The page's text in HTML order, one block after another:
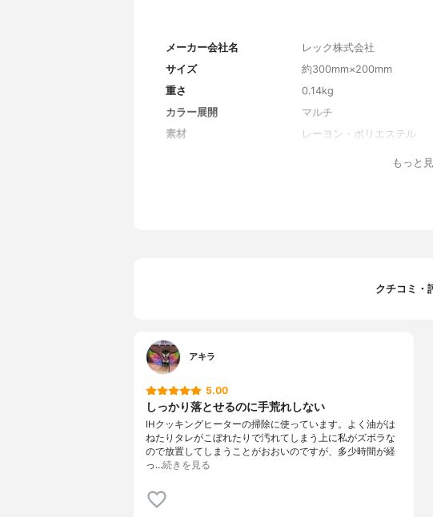
メーカー会社名
レック株式会社
サイズ
約300mm×200mm
重さ
0.14kg
カラー展開
マルチ
素材
レーヨン・ポリエステル
もっと
クチコミ・
アキラ
5.00
しっかり落とせるのに手荒れしない
IHクッキングヒーターの掃除に使っています。よく油がは
ねたりタレがこぼれたりで汚れてしまう上に私がズボラな
ので放置してしまうことがおおいのですが、多少時間が経
っ…続きを見る